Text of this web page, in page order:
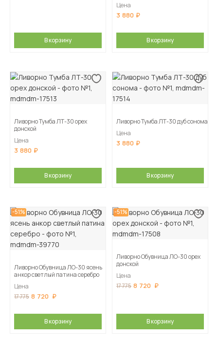
В корзину
Цена
3 880
В корзину
Ливорно Тумба ЛТ-30 орех
донской
Цена
3 880
В корзину
Ливорно Тумба ЛТ-30 дуб сонома
Цена
3 880
В корзину
-51%
Ливорно Обувница ЛО-30 ясень
анкор светлый патина серебро
Цена
17 775 8 720
В корзину
-51%
Ливорно Обувница ЛО-30 орех
донской
Цена
17 775 8 720
В корзину